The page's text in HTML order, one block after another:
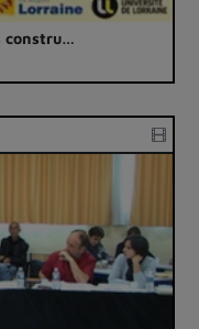
constru…